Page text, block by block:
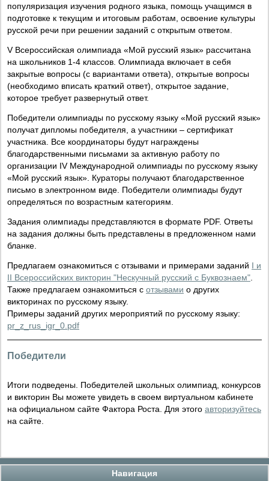
Навигация
популяризация изучения родного языка, помощь учащимся в
подготовке к текущим и итоговым работам, освоение культуры
русской речи при решении заданий с открытым ответом.
V Всероссийская олимпиада «Мой русский язык» рассчитана
на школьников 1-4 классов. Олимпиада включает в себя
закрытые вопросы (с вариантами ответа), открытые вопросы
(необходимо вписать краткий ответ), открытое задание,
которое требует развернутый ответ.
Победители олимпиады по русскому языку «Мой русский язык»
получат дипломы победителя, а участники – сертификат
участника. Все координаторы будут награждены
благодарственными письмами за активную работу по
организации IV Международной олимпиады по русскому языку
«Мой русский язык». Кураторы получают благодарственное
письмо в электронном виде. Победители олимпиады будут
определяться по возрастным категориям.
Задания олимпиады представляются в формате PDF. Ответы
на задания должны быть представлены в предложенном нами
бланке.
Предлагаем ознакомиться с отзывами и примерами заданий I и
II Всероссийских викторин "Нескучный русский с Буквознаем"
Также предлагаем ознакомиться с отзывами о других
викторинах по русскому языку.
Примеры заданий других мероприятий по русскому языку:
pr_z_rus_igr_0.pdf
Победители
Итоги подведены. Победителей школьных олимпиад, конкурсов
и викторин Вы можете увидеть в своем виртуальном кабинете
на официальном сайте Фактора Роста. Для этого авторизуйтесь
на сайте.